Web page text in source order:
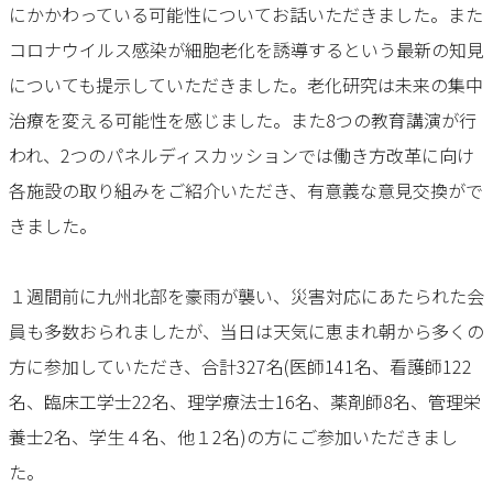
にかかわっている可能性についてお話いただきました。また
コロナウイルス感染が細胞老化を誘導するという最新の知見
についても提示していただきました。老化研究は未来の集中
治療を変える可能性を感じました。また8つの教育講演が行
われ、2つのパネルディスカッションでは働き方改革に向け
各施設の取り組みをご紹介いただき、有意義な意見交換がで
きました。
１週間前に九州北部を豪雨が襲い、災害対応にあたられた会
員も多数おられましたが、当日は天気に恵まれ朝から多くの
方に参加していただき、合計327名(医師141名、看護師122
名、臨床工学士22名、理学療法士16名、薬剤師8名、管理栄
養士2名、学生４名、他１2名)の方にご参加いただきまし
た。